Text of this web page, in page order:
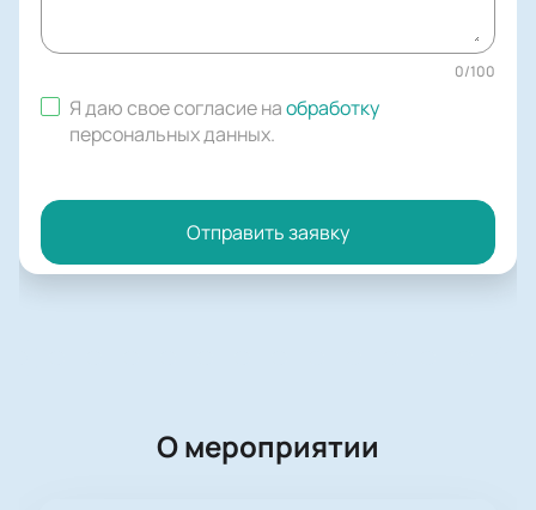
0/100
Я даю свое согласие наобработку
персональных данных.
Отправить заявку
О мероприятии